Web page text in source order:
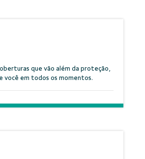
que vão além da proteção,
você em todos os momentos.